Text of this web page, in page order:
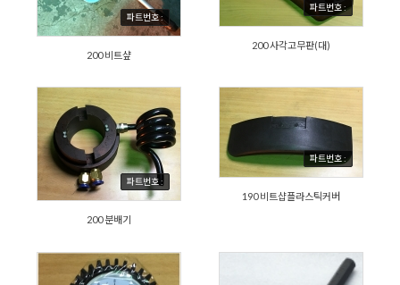
파트번호 :
200 비트샾
파트번호 :
200 사각고무판(대)
파트번호 :
200 분배기
파트번호 :
190 비트샵플라스틱커버